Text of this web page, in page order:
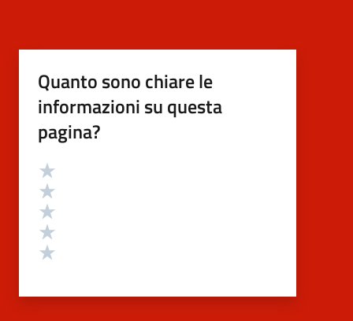
Quanto sono chiare le
informazioni su questa
pagina?
Valutazione